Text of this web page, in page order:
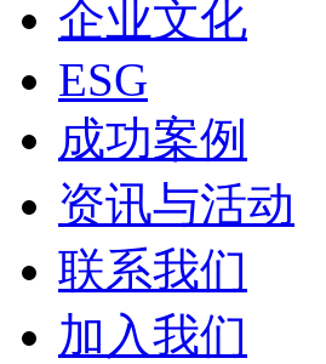
企业文化
ESG
成功案例
资讯与活动
联系我们
加入我们